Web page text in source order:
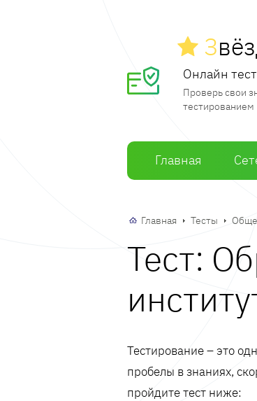
З
Онлайн
Проверь свои
тестированием
Главная
Главная Тесты
Тест:
Тестирование – это
пробелы в знаниях,
пройдите тест ниже: